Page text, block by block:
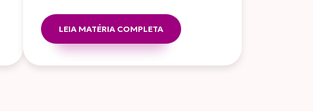
LEIA MATÉRIA COMPLETA